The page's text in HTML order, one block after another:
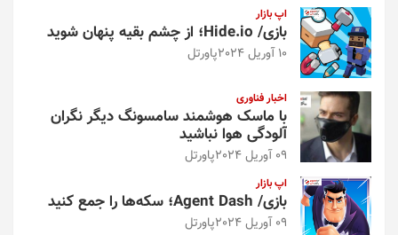
اپ بازار
بازی/ Hide.io؛ از چشم بقیه پنهان شوید
10 آوریل 2024 پاورتل
اخبار فناوری
با ماسک هوشمند سامسونگ دیگر نگران
آلودگی هوا نباشید
09 آوریل 2024 پاورتل
اپ بازار
بازی/ Agent Dash؛ سکه‌ها را جمع کنید
09 آوریل 2024 پاورتل